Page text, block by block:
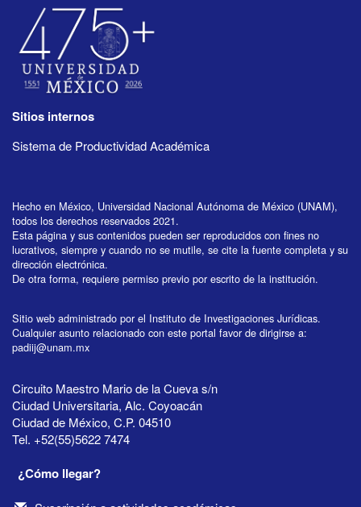
Sitios internos
Sistema de Productividad Académica
Hecho en México, Universidad Nacional Autónoma de México (UNAM),
todos los derechos reservados 2021.
Esta página y sus contenidos pueden ser reproducidos con fines no
lucrativos, siempre y cuando no se mutile, se cite la fuente completa y su
dirección electrónica.
De otra forma, requiere permiso previo por escrito de la institución.
Sitio web administrado por el Instituto de Investigaciones Jurídicas.
Cualquier asunto relacionado con este portal favor de dirigirse a:
padiij@unam.mx
Circuito Maestro Mario de la Cueva s/n
Ciudad Universitaria, Alc. Coyoacán
Ciudad de México, C.P. 04510
Tel. +52(55)5622 7474
¿Cómo llegar?